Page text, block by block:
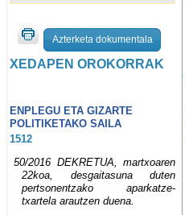
Azterketa dokumentala
XEDAPEN OROKORRAK
ENPLEGU ETA GIZARTE
POLITIKETAKO SAILA
1512
50/2016 DEKRETUA, martxoaren
22koa, desgaitasuna duten
pertsonentzako aparkatze-
txartela arautzen duena.